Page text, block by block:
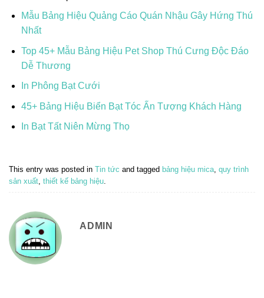
Mẫu Bảng Hiệu Quảng Cáo Quán Nhậu Gây Hứng Thú
Nhất
Top 45+ Mẫu Bảng Hiệu Pet Shop Thú Cưng Độc Đáo
Dễ Thương
In Phông Bạt Cưới
45+ Bảng Hiệu Biển Bạt Tóc Ấn Tượng Khách Hàng
In Bạt Tất Niên Mừng Thọ
This entry was posted in Tin tức and tagged bảng hiệu mica, quy trình
sản xuất, thiết kế bảng hiệu.
ADMIN